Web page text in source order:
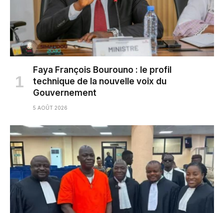
Faya François Bourouno : le profil
technique de la nouvelle voix du
Gouvernement
5 AOÛT 2026